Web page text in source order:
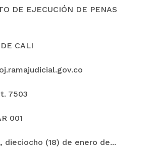
DE EJECUCIÓN DE PENAS
CALI
7503
001
dieciocho (18) de enero de...